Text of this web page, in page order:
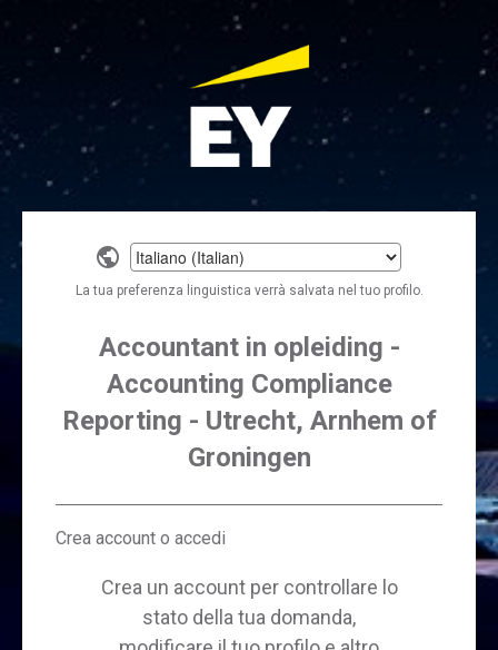
Select
a
language
La tua preferenza linguistica verrà salvata nel tuo profilo.
Accountant in opleiding -
Accounting Compliance
Reporting - Utrecht, Arnhem of
Groningen
Crea account o accedi
Crea un account per controllare lo
stato della tua domanda,